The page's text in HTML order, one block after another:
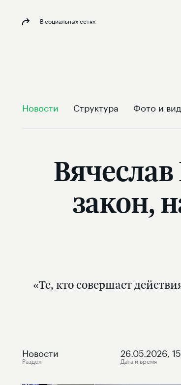
В социальных сетях
Новости Структура Фото и
закон,
«Те, кто совершает
Новости
Раздел
26.05.2026,
Дата и время